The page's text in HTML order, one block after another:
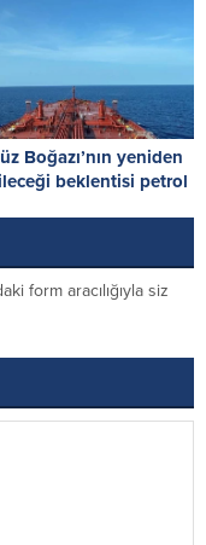
Boğazı’nın yeniden
beklentisi petrol
form aracılığıyla siz